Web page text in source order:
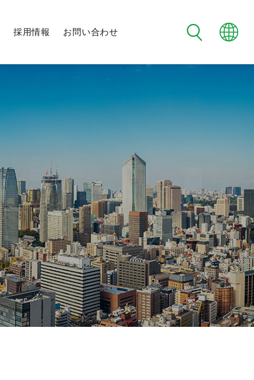
未来社会に向けた
新規事業への挑戦
社会への取り組み
チーム紹介
地域交流
採用情報 お問い合わせ